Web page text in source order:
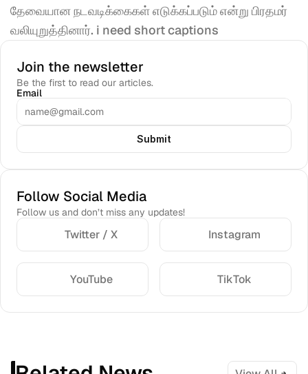
தேவையான நடவடிக்கைகள் எடுக்கப்படும் என்று பிரதமர்
வலியுறுத்தினார். i need short captions
Join the newsletter
Be the first to read our articles.
Email
Submit
Follow Social Media
Follow us and don’t miss any updates!
Twitter / X Instagram
YouTube TikTok